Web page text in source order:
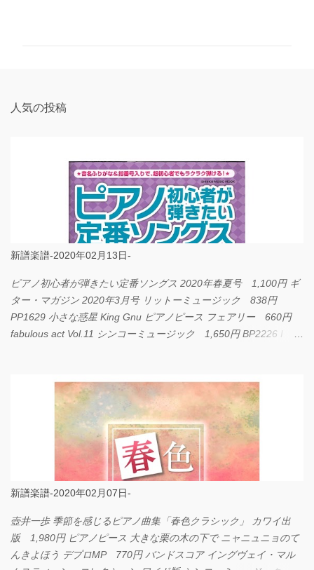
人気の投稿
新譜楽譜-2020年02月13日-
ピアノ初心者が弾きたい定番ソングス 2020年春夏号 1,100円 ギ
ター・マガジン 2020年3月号 リットーミュージック 838円
PP1629 小さな惑星 King Gnu ピアノピース フェアリー 660円
fabulous act Vol.11 シンコーミュージック 1,650円 BP2226 I
新譜楽譜-2020年02月07日-
壺井一歩 季節を感じるピアノ曲集「春色クラシック」 カワイ出
版 1,980円 ピアノピース 大きな栗の木の下で ニャニュニョのて
んきよほう デプロMP 770円 バンドスコア イングヴェイ・マル